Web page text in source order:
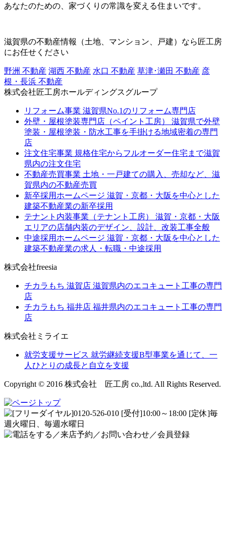
あなたのための、家づくりの常識を変える住まいです。
滋賀県の不動産情報（土地、マンション、戸建）なら匠工房
にお任せください
野洲 不動産 湖西 不動産 水口 不動産 草津･瀬田 不動産 彦
根・長浜 不動産
株式会社匠工房ホールディングスグループ
リフォーム事業 滋賀県No.1のリフォーム専門店
外壁・屋根塗装専門店（ペイント工房）
滋賀県で外壁
塗装・屋根塗装・防水工事を手掛ける地域密着の専門
店
注文住宅事業 規格住宅からフルオーダー住宅まで滋賀
県内の注文住宅
不動産売買事業 土地・一戸建ての購入、売却など、滋
賀県内の不動産売買
新卒採用ホームページ 滋賀・京都・大阪を中心とした
建築不動産業の新卒採用
テナント内装事業（テナント工房）
滋賀・京都・大阪
エリアの店舗内装のデザイン、設計、改装工事全般
中途採用ホームページ 滋賀・京都・大阪を中心とした
建築不動産業の求人・転職・中途採用
株式会社freesia
チカラもち 滋賀店 滋賀県内のエコキュート工事の専門
店
チカラもち 福井店 福井県内のエコキュート工事の専門
店
株式会社ミライエ
就労支援サービス 就労継続支援B型事業を通じて、一
人ひとりの成長と自立を支援
Copyright © 2016 株式会社 匠工房 co.,ltd. All Rights Reserved.